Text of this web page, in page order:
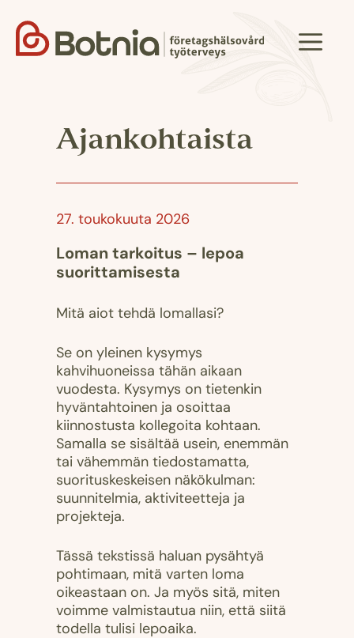
sisältöön
Ajankohtaista
27. toukokuuta 2026
Loman tarkoitus – lepoa
suorittamisesta
Mitä aiot tehdä lomallasi?
Se on yleinen kysymys
kahvihuoneissa tähän aikaan
vuodesta. Kysymys on tietenkin
hyväntahtoinen ja osoittaa
kiinnostusta kollegoita kohtaan.
Samalla se sisältää usein, enemmän
tai vähemmän tiedostamatta,
suorituskeskeisen näkökulman:
suunnitelmia, aktiviteetteja ja
projekteja.
Tässä tekstissä haluan pysähtyä
pohtimaan, mitä varten loma
oikeastaan on. Ja myös sitä, miten
voimme valmistautua niin, että siitä
todella tulisi lepoaika.